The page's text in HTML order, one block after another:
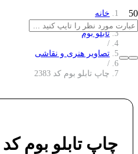
خانه
/
تابلو بوم
/
تصاویر هنری و نقاشی
/
چاپ تابلو بوم کد 2383
چاپ تابلو بوم کد 2383